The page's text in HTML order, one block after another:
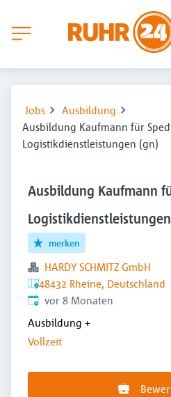
Jobs
Ausbildung
Ausbildung Kaufmann für
Logistikdienstleistungen (gn)
Ausbildung Kaufmann
merken
HARDY SCHMITZ GmbH
48432 Rheine, Deutschland
Veröffentlicht:
vor 8 Monaten
Ausbildung +
Vollzeit